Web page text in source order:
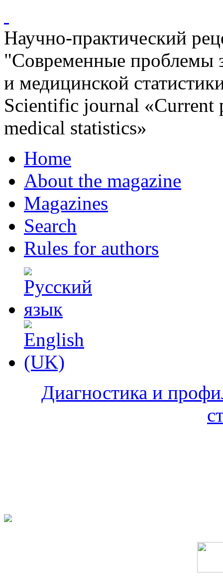
Научно-практический
"Современные проблемы
и медицинской
Scientific journal «Current
medical statistics»
Home
About the magazine
Magazines
Search
Rules for authors
Диагностика и